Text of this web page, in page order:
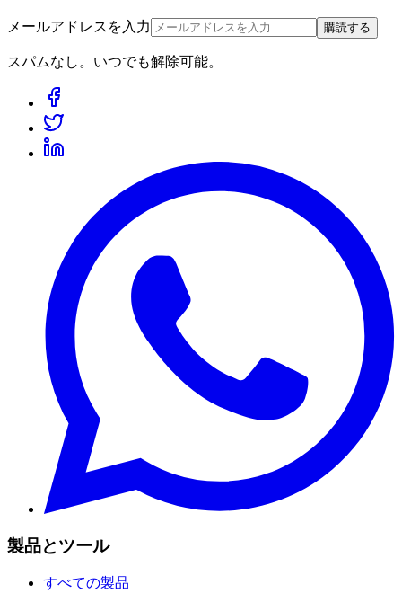
メールアドレスを入力 購読する
スパムなし。いつでも解除可能。
製品とツール
すべての製品